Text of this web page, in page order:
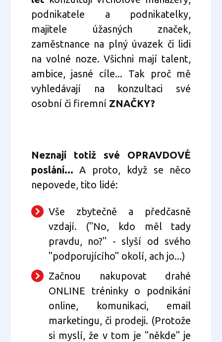
podnikatele a podnikatelky,
majitele úžasných značek,
zaměstnance na plný úvazek či lidi
na volné noze. Všichni mají talent,
ambice, jasné cíle... Tak proč mě
vyhledávají na konzultaci své
osobní či firemní ZNAČKY?
Neznají totiž své OPRAVDOVÉ
poslání... A proto, když se něco
nepovede, tito lidé:
Vše zbytečně a předčasně
vzdají. ("No, kdo měl tady
pravdu, no?" - slyší od svého
"podporujícího" okolí, ach jo...)
Začnou nakupovat drahé
ONLINE tréninky o podnikání
online, komunikaci, email
marketingu, či prodeji. (Protože
si myslí, že v tom je "někde" je